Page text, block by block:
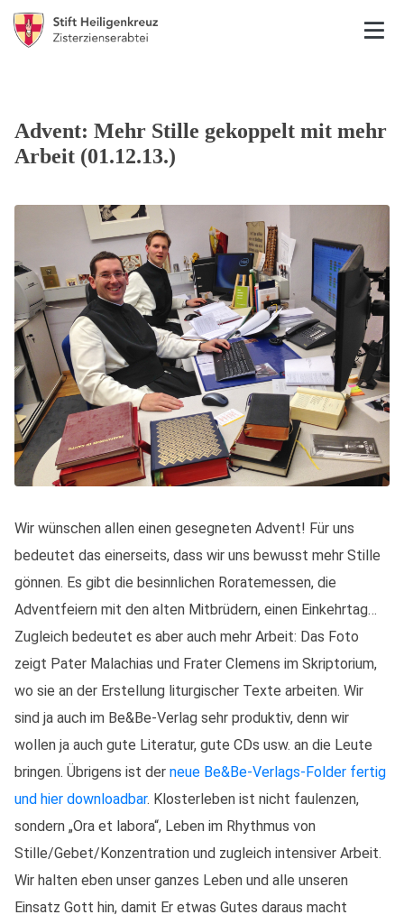
Advent: Mehr Stille gekoppelt mit mehr
Arbeit (01.12.13.)
Wir wünschen allen einen gesegneten Advent! Für uns
bedeutet das einerseits, dass wir uns bewusst mehr Stille
gönnen. Es gibt die besinnlichen Roratemessen, die
Adventfeiern mit den alten Mitbrüdern, einen Einkehrtag…
Zugleich bedeutet es aber auch mehr Arbeit: Das Foto
zeigt Pater Malachias und Frater Clemens im Skriptorium,
wo sie an der Erstellung liturgischer Texte arbeiten. Wir
sind ja auch im Be&Be-Verlag sehr produktiv, denn wir
wollen ja auch gute Literatur, gute CDs usw. an die Leute
bringen. Übrigens ist der neue Be&Be-Verlags-Folder fertig
und hier downloadbar. Klosterleben ist nicht faulenzen,
sondern „Ora et labora“, Leben im Rhythmus von
Stille/Gebet/Konzentration und zugleich intensiver Arbeit.
Wir halten eben unser ganzes Leben und alle unseren
Einsatz Gott hin, damit Er etwas Gutes daraus macht